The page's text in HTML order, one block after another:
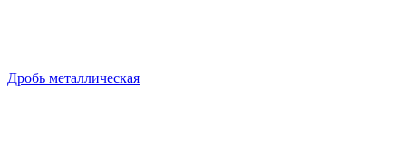
Дробь металлическая